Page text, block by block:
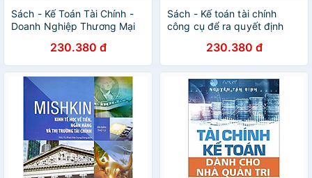
Sách - Kế Toán Tài Chính -
Doanh Nghiệp Thương Mại
Nhà xuất bản Tài Chính -
Minh Đức
230.380 đ
Sách - Kế toán tài chính
công cụ để ra quyết định
NXB Tài Chính - Minh Đức
230.380 đ